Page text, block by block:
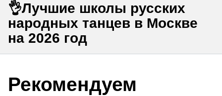
👌Лучшие школы русских
народных танцев в Москве
на 2026 год
Рекомендуем